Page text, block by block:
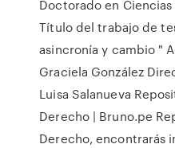
Doctorado en
Título del trabajo de
asincronía y cambio "
Graciela González
Luisa Salanueva
Derecho | Bruno.pe
Derecho, encontrarás